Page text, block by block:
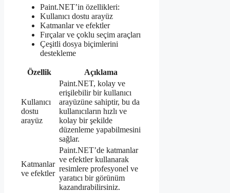
Paint.NET’in özellikleri:
Kullanıcı dostu arayüz
Katmanlar ve efektler
Fırçalar ve çoklu seçim araçları
Çeşitli dosya biçimlerini
destekleme
Özellik Açıklama
Kullanıcı
dostu
arayüz
Paint.NET, kolay ve
erişilebilir bir kullanıcı
arayüzüne sahiptir, bu da
kullanıcıların hızlı ve
kolay bir şekilde
düzenleme yapabilmesini
sağlar.
Katmanlar
ve efektler
Paint.NET’de katmanlar
ve efektler kullanarak
resimlere profesyonel ve
yaratıcı bir görünüm
kazandırabilirsiniz.